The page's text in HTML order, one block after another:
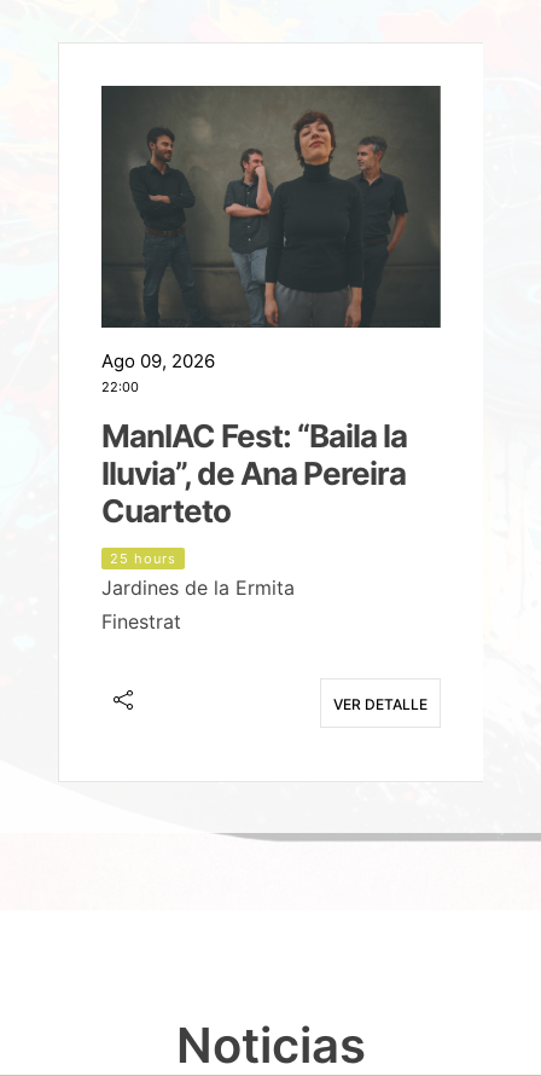
Ago 09, 2026
22:00
ManIAC Fest: “Baila la
lluvia”, de Ana Pereira
Cuarteto
25 hours
Jardines de la Ermita
Finestrat
VER DETALLE
Noticias